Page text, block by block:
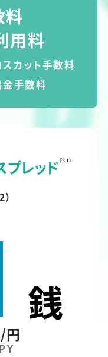
料
用料
スカット手数料
金手数料
プレッド（※1）
銭
円